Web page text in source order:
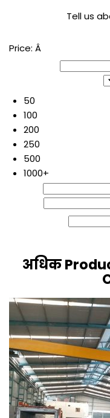
Tell us
Price: Â
50
100
200
250
500
1000+
अधिक